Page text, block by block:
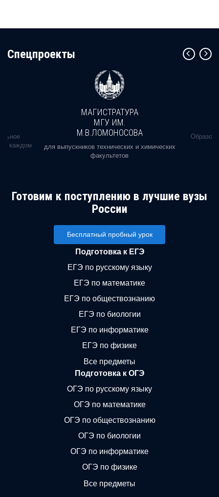
Cпецпроекты
в каждом
МАГИСТРАТУРА
МГУ ИМ.
М.В.ЛОМОНОСОВА
для выпускников технических и химических
факультетов
Готовим к поступлению в лучшие вузы
России
Бесплатный пробный урок
Подготовка к ЕГЭ
ЕГЭ по русскому языку
ЕГЭ по математике
ЕГЭ по обществознанию
ЕГЭ по биологии
ЕГЭ по информатике
ЕГЭ по физике
Все предметы
Подготовка к ОГЭ
ОГЭ по русскому языку
ОГЭ по математике
ОГЭ по обществознанию
ОГЭ по биологии
ОГЭ по информатике
ОГЭ по физике
Все предметы